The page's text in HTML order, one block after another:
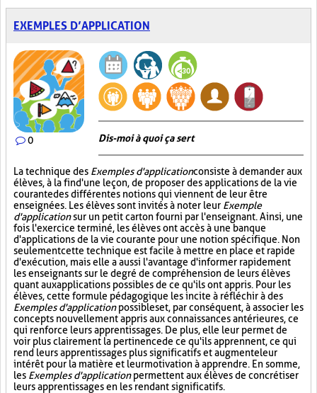
EXEMPLES D’APPLICATION
0 Dis-moi à quoi ça sert
La technique des Exemples d'applicationconsiste à demander aux
élèves, à la fin d'une leçon, de proposer des applications de la vie
courante des différentes notions qui viennent de leur être
enseignées. Les élèves sont invités à noter leur Exemple
d'applicationsur un petit carton fourni par l'enseignant. Ainsi, une
fois l'exercice terminé, les élèves ont accès à une banque
d'applications de la vie courante pour une notion spécifique. Non
seulement cette technique est facile à mettre en place et rapide
d'exécution, mais elle a aussi l'avantage d'informer rapidement
les enseignants sur le degré de compréhension de leurs élèves
quant aux applications possibles de ce qu'ils ont appris. Pour les
élèves, cette formule pédagogique les incite à réfléchir à des
Exemples d'applicationpossibles et, par conséquent, à associer les
concepts nouvellement appris aux connaissances antérieures, ce
qui renforce leurs apprentissages. De plus, elle leur permet de
voir plus clairement la pertinence de ce qu'ils apprennent, ce qui
rend leurs apprentissages plus significatifs et augmente leur
intérêt pour la matière et leur motivation à apprendre. En somme,
les Exemples d'applicationpermettent aux élèves de concrétiser
leurs apprentissages en les rendant significatifs.